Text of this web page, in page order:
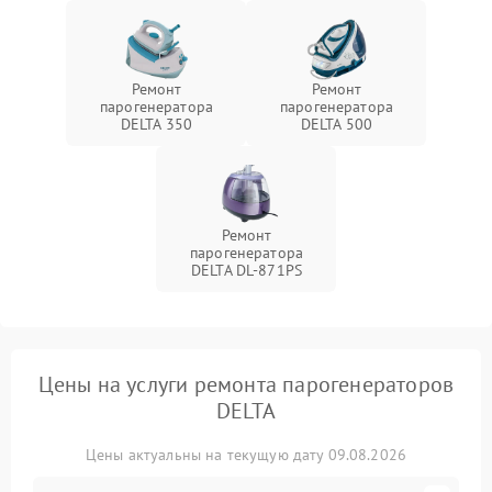
Ремонт
парогенератора
DELTA 350
Ремонт
парогенератора
DELTA 500
Ремонт
парогенератора
DELTA DL-871PS
Цены на услуги ремонта парогенераторов
DELTA
Цены актуальны на текущую дату 09.08.2026